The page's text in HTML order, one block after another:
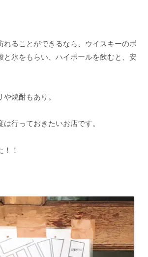
れることができるなら、ウイスキーのボ
と氷をもらい、ハイボールを飲むと、安
焼酎もあり。
行っておきたいお店です。
！！